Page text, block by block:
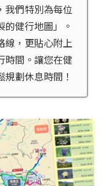
我們特別為每位
健行地圖」。
線，更貼心附上
時間。讓您在健
劃休息時間！